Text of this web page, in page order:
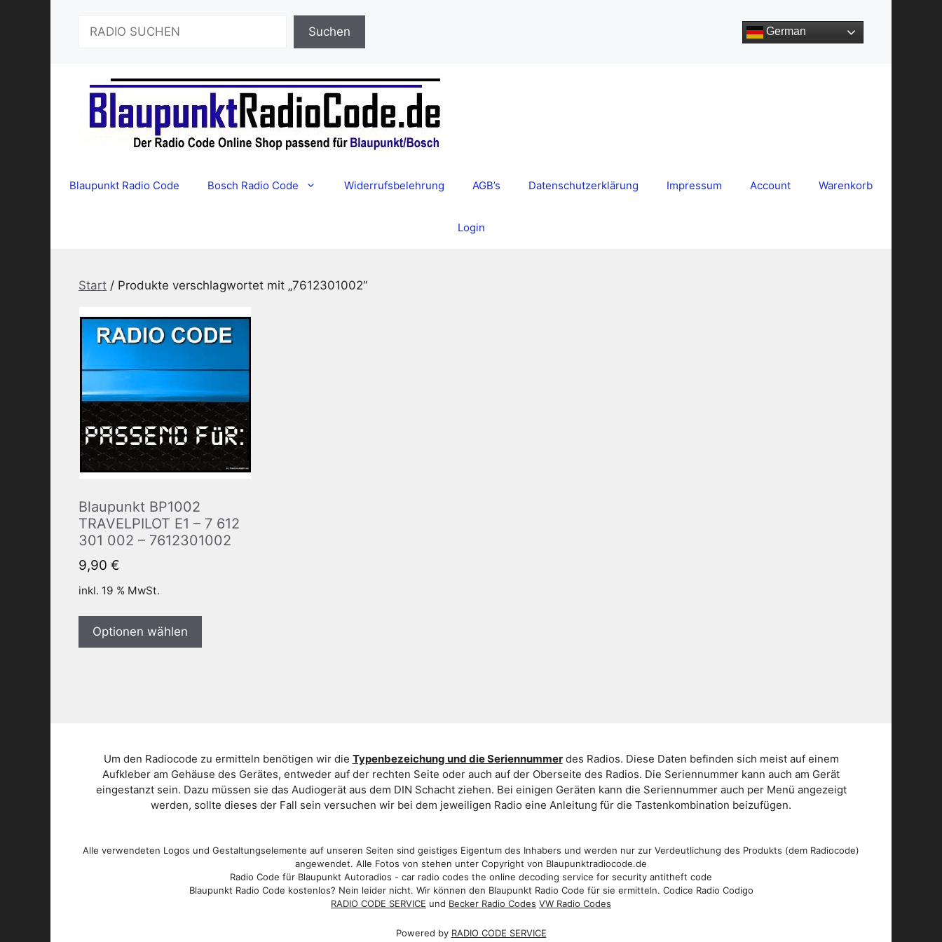
German
Suchen
Blaupunkt Radio Code Bosch Radio Code Widerrufsbelehrung AGB’s Datenschutzerklärung Impressum Account Warenkorb
Login
Start / Produkte verschlagwortet mit „7612301002“
Blaupunkt BP1002
TRAVELPILOT E1 – 7 612
301 002 – 7612301002
9,90 €
inkl. 19 % MwSt.
Optionen wählen
Um den Radiocode zu ermitteln benötigen wir die Typenbezeichung und die Seriennummerdes Radios. Diese Daten befinden sich meist auf einem
Aufkleber am Gehäuse des Gerätes, entweder auf der rechten Seite oder auch auf der Oberseite des Radios. Die Seriennummer kann auch am Gerät
eingestanzt sein. Dazu müssen sie das Audiogerät aus dem DIN Schacht ziehen. Bei einigen Geräten kann die Seriennummer auch per Menü angezeigt
werden, sollte dieses der Fall sein versuchen wir bei dem jeweiligen Radio eine Anleitung für die Tastenkombination beizufügen.
Alle verwendeten Logos und Gestaltungselemente auf unseren Seiten sind geistiges Eigentum des Inhabers und werden nur zur Verdeutlichung des Produkts (dem Radiocode)
angewendet. Alle Fotos von stehen unter Copyright von Blaupunktradiocode.de
Radio Code für Blaupunkt Autoradios - car radio codes the online decoding service for security antitheft code
Blaupunkt Radio Code kostenlos? Nein leider nicht. Wir können den Blaupunkt Radio Code für sie ermitteln. Codice Radio Codigo
RADIO CODE SERVICE und Becker Radio Codes VW Radio Codes
Powered by RADIO CODE SERVICE